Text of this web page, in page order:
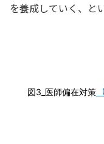
を養成していく、と
図3_医師偏在対策